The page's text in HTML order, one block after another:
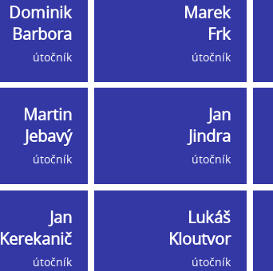
Dominik
Barbora
útočník
Marek
Frk
útočník
Martin
Jebavý
útočník
Jan
Jindra
útočník
Jan
Kerekanič
útočník
Lukáš
Kloutvor
útočník